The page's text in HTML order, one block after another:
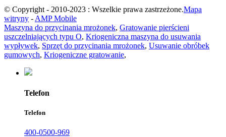
© Copyright - 2010-2023 : Wszelkie prawa zastrzeżone.Mapa
witryny - AMP Mobile
Maszyna do przycinania mrożonek, Gratowanie pierścieni
uszczelniających typu O, Kriogeniczna maszyna do usuwania
wypływek, Sprzęt do przycinania mrożonek, Usuwanie obróbek
gumowych, Kriogeniczne gratowanie,
Telefon
Telefon
400-0500-969